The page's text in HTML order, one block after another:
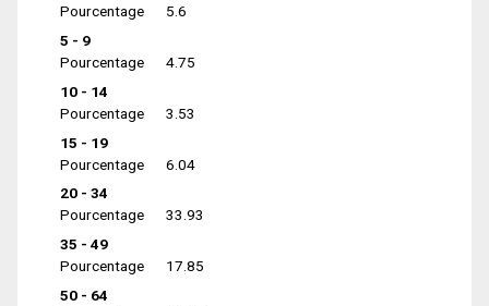
Pourcentage
5.6
5 - 9
Pourcentage
4.75
10 - 14
Pourcentage
3.53
15 - 19
Pourcentage
6.04
20 - 34
Pourcentage
33.93
35 - 49
Pourcentage
17.85
50 - 64